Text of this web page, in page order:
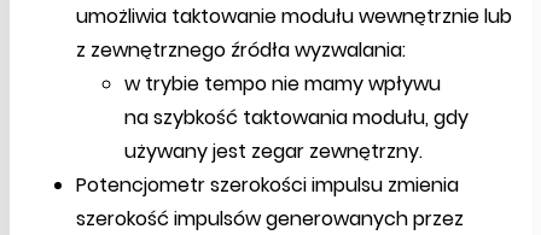
umożliwia taktowanie modułu wewnętrznie lub
z zewnętrznego źródła wyzwalania:
w trybie tempo nie mamy wpływu
na szybkość taktowania modułu, gdy
używany jest zegar zewnętrzny.
Potencjometr szerokości impulsu zmienia
szerokość impulsów generowanych przez